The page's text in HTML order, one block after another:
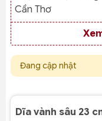
Cần Thơ
Đang cập nhật
Dĩa vành sâu 23